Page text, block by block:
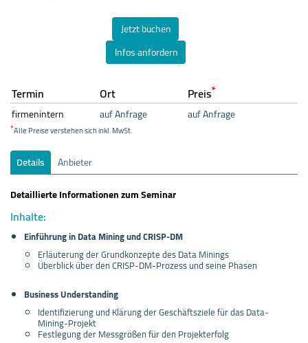
Jetzt buchen
Infos anfordern
Termin Ort Preis*
firmenintern auf Anfrage auf Anfrage
*Alle Preise verstehen sich inkl. MwSt.
Details
Anbieter
Detaillierte Informationen zum Seminar
Inhalte:
Einführung in Data Mining und CRISP-DM
Erläuterung der Grundkonzepte des Data Minings
Überblick über den CRISP-DM-Prozess und seine Phasen
Business Understanding
Identifizierung und Klärung der Geschäftsziele für das Data-
Mining-Projekt
Festlegung der Messgrößen für den Projekterfolg